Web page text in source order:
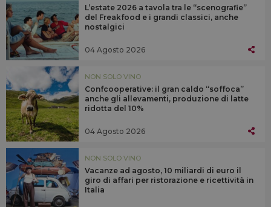
L’estate 2026 a tavola tra le “scenografie”
del Freakfood e i grandi classici, anche
nostalgici
04 Agosto 2026
NON SOLO VINO
Confcooperative: il gran caldo “soffoca”
anche gli allevamenti, produzione di latte
ridotta del 10%
04 Agosto 2026
NON SOLO VINO
Vacanze ad agosto, 10 miliardi di euro il
giro di affari per ristorazione e ricettività in
Italia